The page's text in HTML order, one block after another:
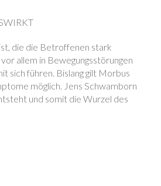
die die Betroffenen stark
allem in Bewegungsstörungen
sich führen. Bislang gilt Morbus
möglich. Jens Schwamborn
und somit die Wurzel des